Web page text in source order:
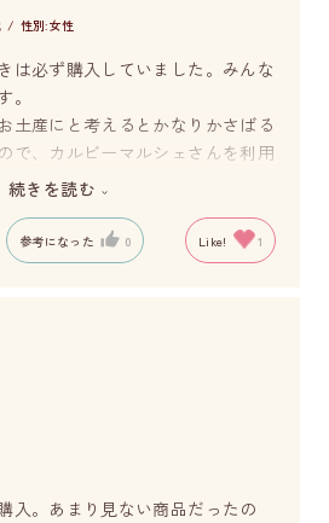
性別:女性
は必ず購入していました。みんな
。
土産にと考えるとかなりかさばる
で、カルビーマルシェさんを利用
。
のお土産もたくさん購入すること
続きを読む
参考になった 0 Like! 1
入。あまり見ない商品だったの